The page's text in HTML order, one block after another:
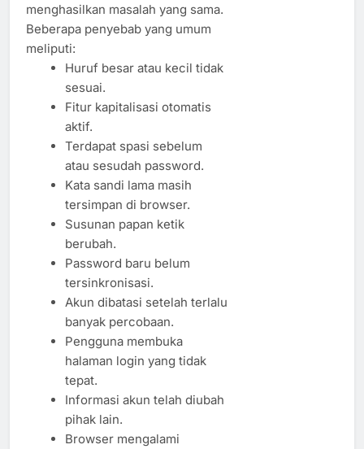
menghasilkan masalah yang sama.
Beberapa penyebab yang umum
meliputi:
Huruf besar atau kecil tidak
sesuai.
Fitur kapitalisasi otomatis
aktif.
Terdapat spasi sebelum
atau sesudah password.
Kata sandi lama masih
tersimpan di browser.
Susunan papan ketik
berubah.
Password baru belum
tersinkronisasi.
Akun dibatasi setelah terlalu
banyak percobaan.
Pengguna membuka
halaman login yang tidak
tepat.
Informasi akun telah diubah
pihak lain.
Browser mengalami